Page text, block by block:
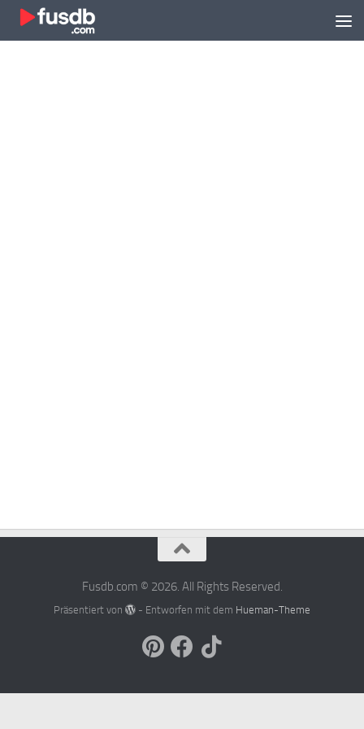
Zum Inhalt springen
Fusdb.com © 2026. All Rights Reserved.
Präsentiert von - Entworfen mit dem Hueman-Theme